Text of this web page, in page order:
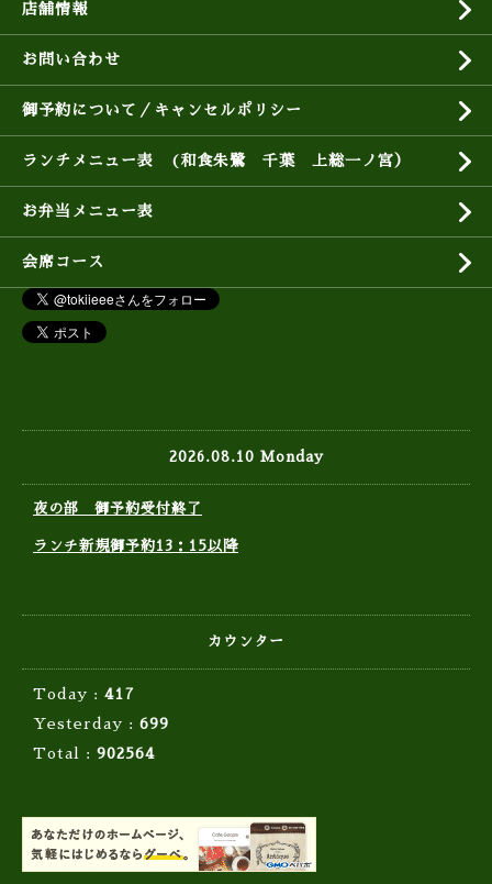
店舗情報
お問い合わせ
御予約について／キャンセルポリシー
ランチメニュー表 (和食朱鷺 千葉 上総一ノ宮）
お弁当メニュー表
会席コース
2026.08.10 Monday
夜の部 御予約受付終了
ランチ新規御予約13：15以降
カウンター
Today : 417
Yesterday : 699
Total : 902564